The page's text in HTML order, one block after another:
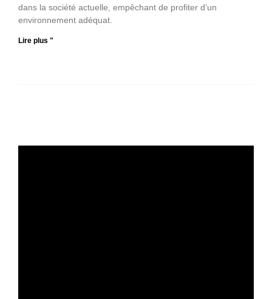
dans la société actuelle, empêchant de profiter d’un
environnement adéquat.
Lire plus "